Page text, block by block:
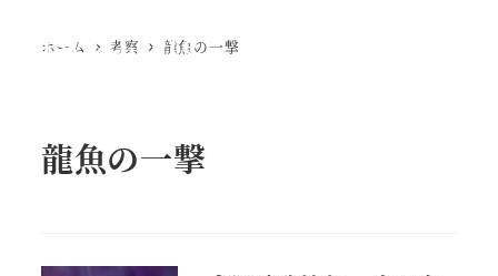
Ewig Leere
ホーム 考察 龍魚の一撃
龍魚の一撃